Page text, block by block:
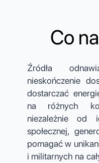
Co
Źródła
nieskończenie
dostarczać
na różnych
niezależnie od
społecznej,
pomagać w
i militarnych na